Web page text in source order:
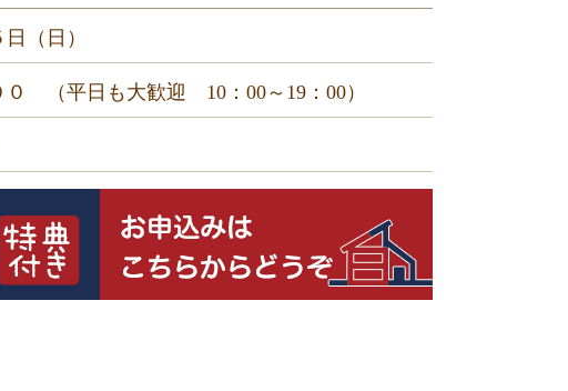
（日）
０ （平日も大歓迎 10：00～19：00）